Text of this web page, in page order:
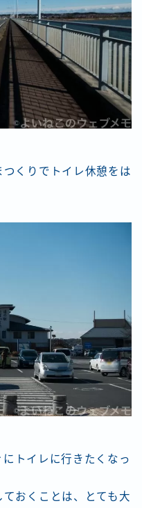
くりでトイレ休憩をは
にトイレに行きたくなっ
おくことは、とても大